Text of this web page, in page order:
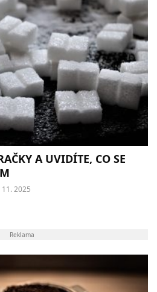
A UVIDÍTE, CO SE
11. 2025
Reklama